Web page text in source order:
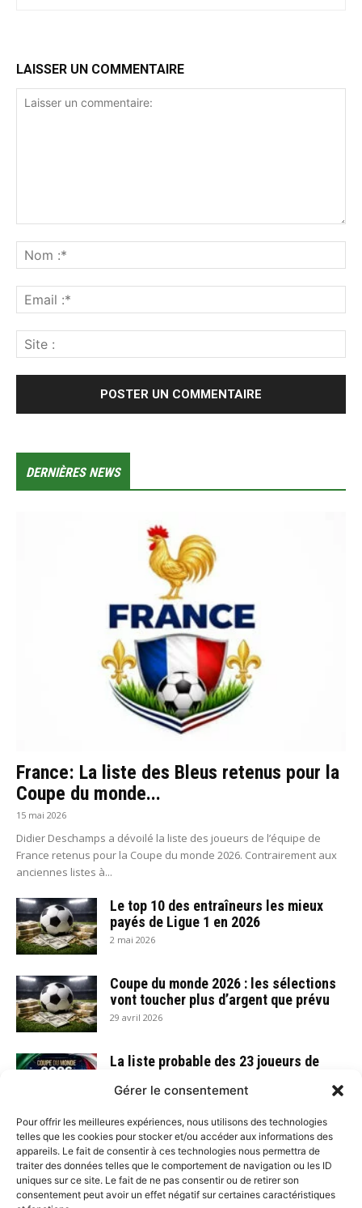
Gérer le consentement
Pour offrir les meilleures expériences, nous utilisons des technologies
telles que les cookies pour stocker et/ou accéder aux informations des
appareils. Le fait de consentir à ces technologies nous permettra de
traiter des données telles que le comportement de navigation ou les ID
uniques sur ce site. Le fait de ne pas consentir ou de retirer son
consentement peut avoir un effet négatif sur certaines caractéristiques
LAISSER UN COMMENTAIRE
DERNIÈRES NEWS
France: La liste des Bleus retenus pour la
Coupe du monde...
15 mai 2026
Didier Deschamps a dévoilé la liste des joueurs de l’équipe de
France retenus pour la Coupe du monde 2026. Contrairement aux
anciennes listes à...
Le top 10 des entraîneurs les mieux
payés de Ligue 1 en 2026
2 mai 2026
Coupe du monde 2026 : les sélections
vont toucher plus d’argent que prévu
29 avril 2026
La liste probable des 23 joueurs de
monde...
PSG – Bayern Munich : Résumé de ce
match fou du 28 avril 2026
29 avril 2026